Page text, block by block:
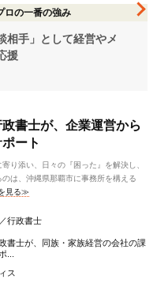
ロの一番の強み
相手」として経営やメ
援
書士が、企業運営から
ート
り添い、日々の『困った』を解決し、
は、沖縄県那覇市に事務所を構える
見る≫
行政書士
書士が、同族・家族経営の会社の課
...
ス